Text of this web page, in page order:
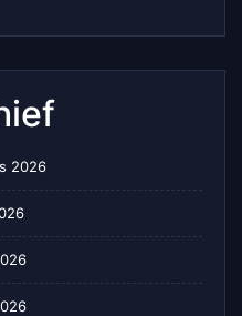
2026